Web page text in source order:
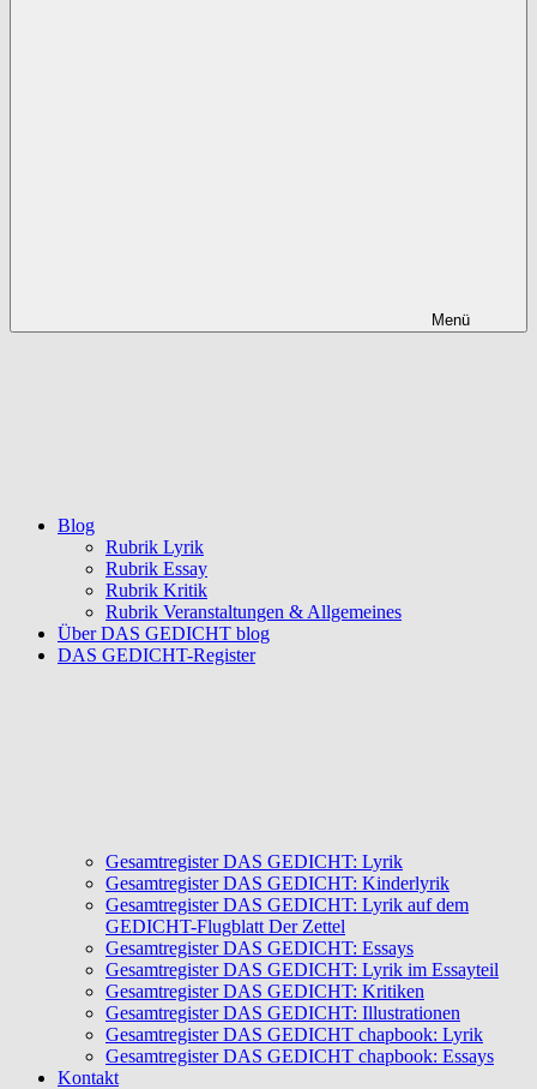
Menü
Blog
Rubrik Lyrik
Rubrik Essay
Rubrik Kritik
Rubrik Veranstaltungen & Allgemeines
Über DAS GEDICHT blog
DAS GEDICHT-Register
Gesamtregister DAS GEDICHT: Lyrik
Gesamtregister DAS GEDICHT: Kinderlyrik
Gesamtregister DAS GEDICHT: Lyrik auf dem
GEDICHT-Flugblatt Der Zettel
Gesamtregister DAS GEDICHT: Essays
Gesamtregister DAS GEDICHT: Lyrik im Essayteil
Gesamtregister DAS GEDICHT: Kritiken
Gesamtregister DAS GEDICHT: Illustrationen
Gesamtregister DAS GEDICHT chapbook: Lyrik
Gesamtregister DAS GEDICHT chapbook: Essays
Kontakt